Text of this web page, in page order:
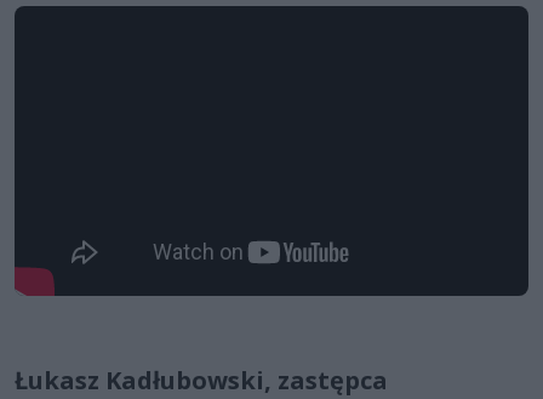
Łukasz Kadłubowski, zastępca